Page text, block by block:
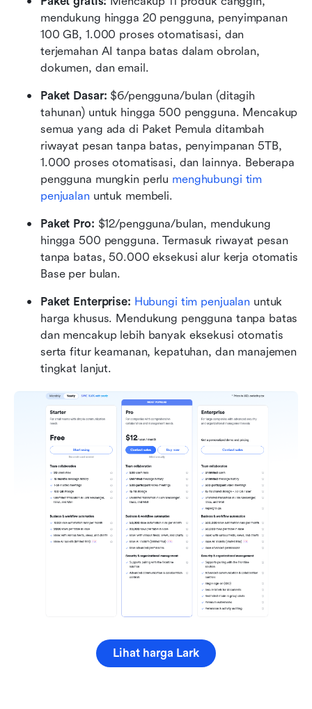
mendukung hingga 20 pengguna, penyimpanan
100 GB, 1.000 proses otomatisasi, dan
terjemahan AI tanpa batas dalam obrolan,
dokumen, dan email.
Paket Dasar: $6/pengguna/bulan (ditagih
tahunan) untuk hingga 500 pengguna. Mencakup
semua yang ada di Paket Pemula ditambah
riwayat pesan tanpa batas, penyimpanan 5TB,
1.000 proses otomatisasi, dan lainnya. Beberapa
pengguna mungkin perlu menghubungi tim
penjualan untuk membeli.
Paket Pro: $12/pengguna/bulan, mendukung
hingga 500 pengguna. Termasuk riwayat pesan
tanpa batas, 50.000 eksekusi alur kerja otomatis
Base per bulan.
Paket Enterprise: Hubungi tim penjualan untuk
harga khusus. Mendukung pengguna tanpa batas
dan mencakup lebih banyak eksekusi otomatis
serta fitur keamanan, kepatuhan, dan manajemen
tingkat lanjut.
Lihat harga Lark